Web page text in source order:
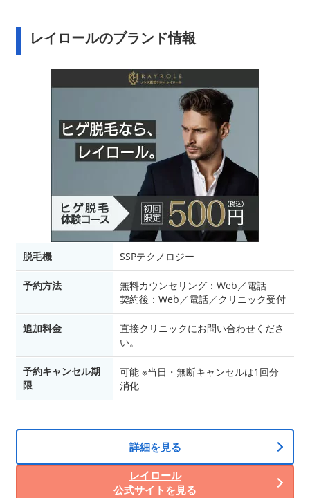
レイロールのブランド情報
脱毛機 SSPテクノロジー
予約方法
無料カウンセリング：Web／電話
契約後：Web／電話／クリニック受付
追加料金
直接クリニックにお問い合わせくださ
い。
予約キャンセル期
限
可能 ※当日・無断キャンセルは1回分
消化
詳細を見る
レイロール
公式サイトを見る